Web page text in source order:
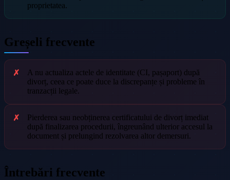
proprietatea.
Greșeli frecvente
A nu actualiza actele de identitate (CI, pașaport) după
divorț, ceea ce poate duce la discrepanțe și probleme în
tranzacții legale.
Pierderea sau neobținerea certificatului de divorț imediat
după finalizarea procedurii, îngreunând ulterior accesul la
document și prelungind rezolvarea altor demersuri.
Întrebări frecvente